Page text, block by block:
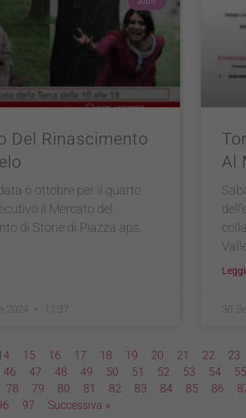
Del Rinascimento
6 ottobre per il quarto
il Mercato del
di Storie di Piazza aps,
2024 13:37
Al
Leggi
30
15 16 17 18 19 20 21 22 23
46 47 48 49 50 51 52 53 54 55
78 79 80 81 82 83 84 85 86
97 Successiva »